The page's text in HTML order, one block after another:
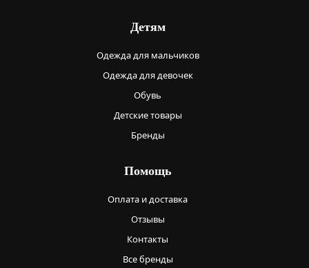
Детям
Одежда для мальчиков
Одежда для девочек
Обувь
Детские товары
Бренды
Помощь
Оплата и доставка
Отзывы
Контакты
Все бренды